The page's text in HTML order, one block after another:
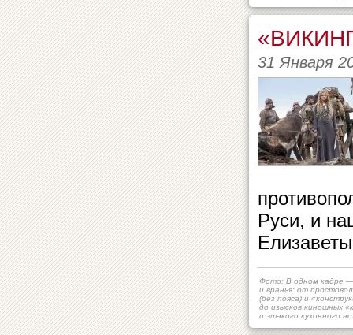
31 Января
Руси, и
Фото: В одном кадре —
и вранья: от
(без пояса) и
до изысков киношных
и этакого кухонного